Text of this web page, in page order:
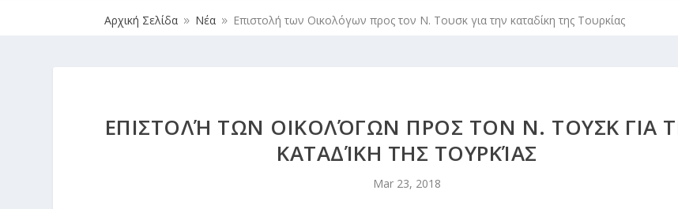
Αρχική Σελίδα 9 Νέα 9 Επιστολή των Οικολόγων προς τον Ν. Τουσκ για την καταδίκη της Τουρκίας
ΕΠΙΣΤΟΛΉ ΤΩΝ ΟΙΚΟΛΌΓΩΝ ΠΡΟΣ ΤΟΝ Ν. ΤΟΥΣΚ ΓΙΑ
ΚΑΤΑΔΊΚΗ ΤΗΣ ΤΟΥΡΚΊΑΣ
Mar 23, 2018